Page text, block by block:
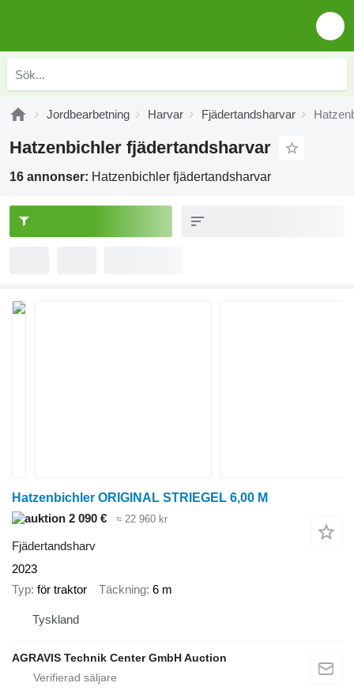
Jordbearbetning Harvar Fjädertandsharvar
Hatzenbichler fjädertandsharvar
16 annonser: Hatzenbichler fjädertandsharvar
Hatzenbichler ORIGINAL STRIEGEL 6,00 M
2 090 €
≈ 22 960 kr
Fjädertandsharv
2023
Typ för traktor Täckning 6 m
Tyskland
AGRAVIS Technik Center GmbH Auction